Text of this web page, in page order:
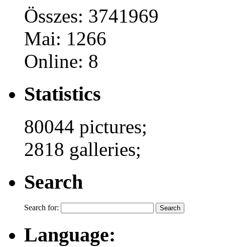
Összes: 3741969
Mai: 1266
Online: 8
Statistics
80044 pictures;
2818 galleries;
Search
Search for:
Language: